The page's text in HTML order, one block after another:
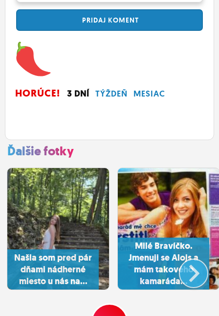
PRIDAJ KOMENT
HORÚCE! 3 DNÍ TÝŽDEŇ MESIAC
Ďalšie fotky
Našla som pred pár
dňami nádherné
miesto u nás na...
Milé Bravíčko.
Jmenuji se Alojs a
mám takového
kamaráda...